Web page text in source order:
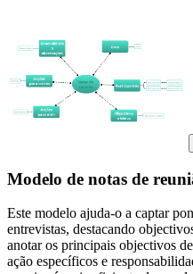
Modelo de notas de
Este modelo ajuda-o a captar
entrevistas, destacando
anotar os principais objectivos
ação específicos e